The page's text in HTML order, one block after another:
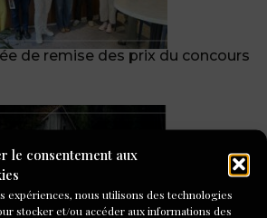
le consentement aux
expériences, nous utilisons des technologies
stocker et/ou accéder aux informations des
de remise des prix du concours